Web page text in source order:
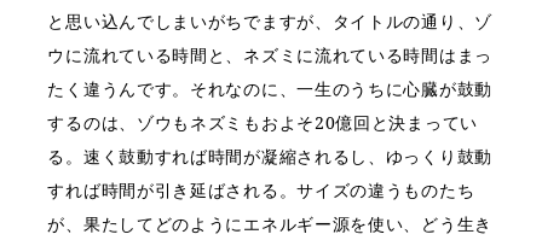
と思い込んでしまいがちでますが、タイトルの通り、ゾ
ウに流れている時間と、ネズミに流れている時間はまっ
たく違うんです。それなのに、一生のうちに心臓が鼓動
するのは、ゾウもネズミもおよそ20億回と決まってい
る。速く鼓動すれば時間が凝縮されるし、ゆっくり鼓動
すれば時間が引き延ばされる。サイズの違うものたち
が、果たしてどのようにエネルギー源を使い、どう生き